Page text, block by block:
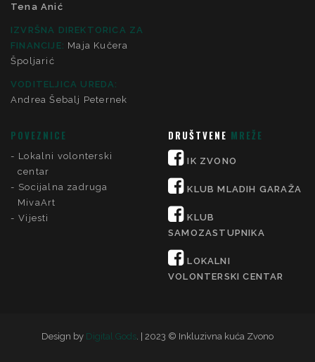
Tena Anić
IZVRŠNA DIREKTORICA ZA
FINANCIJE: Maja Kučera
Špoljarić
VODITELJICA UREDA:
Andrea Šebalj Peternek
POVEZNICE
Lokalni volonterski
centar
Socijalna zadruga
MivaArt
Vijesti
DRUŠTVENE MREŽE
IK ZVONO
KLUB MLADIH GARAŽA
KLUB
SAMOZASTUPNIKA
LOKALNI
VOLONTERSKI CENTAR
Design by Digital Gods . | 2023 © Inkluzivna kuća Zvono